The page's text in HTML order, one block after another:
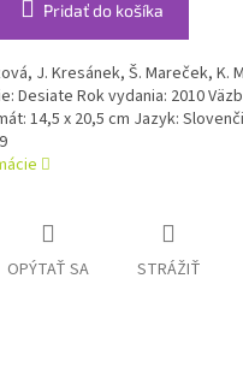
Pridať do košíka
J. Kresánek, Š. Mareček, K.
Desiate Rok vydania: 2010
14,5 x 20,5 cm Jazyk:
OPÝTAŤ SA STRÁŽIŤ